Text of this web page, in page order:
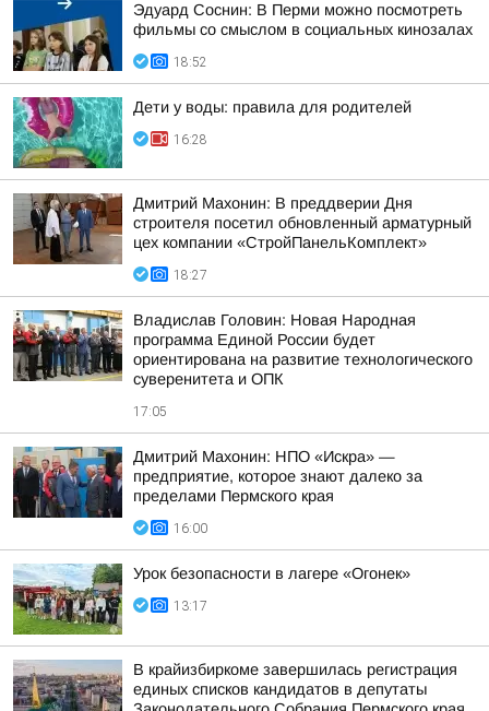
Эдуард Соснин: В Перми можно посмотреть
фильмы со смыслом в социальных кинозалах
18:52
Дети у воды: правила для родителей
16:28
Дмитрий Махонин: В преддверии Дня
строителя посетил обновленный арматурный
цех компании «СтройПанельКомплект»
18:27
Владислав Головин: Новая Народная
программа Единой России будет
ориентирована на развитие технологического
суверенитета и ОПК
17:05
Дмитрий Махонин: НПО «Искра» —
предприятие, которое знают далеко за
пределами Пермского края
16:00
Урок безопасности в лагере «Огонек»
13:17
В крайизбиркоме завершилась регистрация
единых списков кандидатов в депутаты